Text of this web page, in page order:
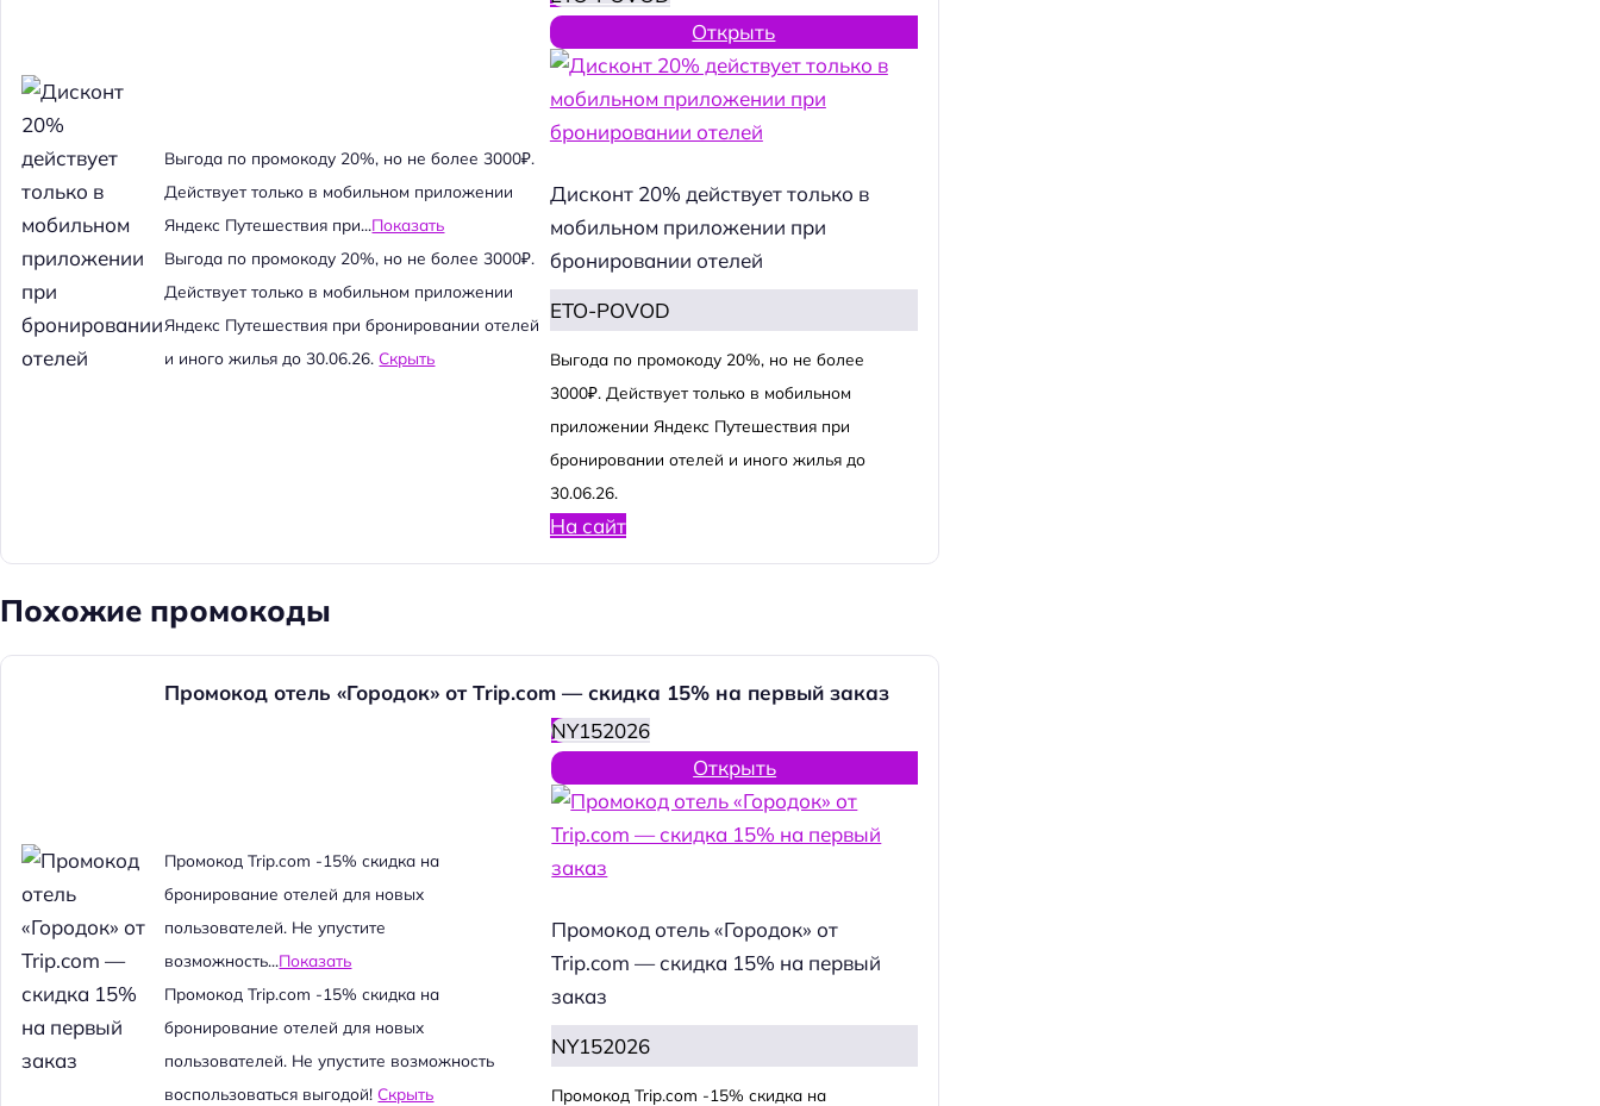
Выгода по промокоду 20%, но не более 3000₽.
Действует только в мобильном приложении
Яндекс Путешествия при...Показать
Выгода по промокоду 20%, но не более 3000₽.
Действует только в мобильном приложении
Яндекс Путешествия при бронировании отелей
и иного жилья до 30.06.26.Скрыть
Открыть
Дисконт 20% действует только в
мобильном приложении при
бронировании отелей
ETO-POVOD
Выгода по промокоду 20%, но не более
3000₽. Действует только в мобильном
приложении Яндекс Путешествия при
бронировании отелей и иного жилья до
30.06.26.
На сайт
Похожие промокоды
Промокод отель «Городок» от Trip.com — скидка 15% на первый заказ
Промокод Trip.com -15% скидка на
бронирование отелей для новых
пользователей. Не упустите
возможность...Показать
Промокод Trip.com -15% скидка на
бронирование отелей для новых
пользователей. Не упустите возможность
воспользоваться выгодой!Скрыть
NY152026
Открыть
Промокод отель «Городок» от
Trip.com — скидка 15% на первый
заказ
NY152026
Промокод Trip.com -15% скидка на